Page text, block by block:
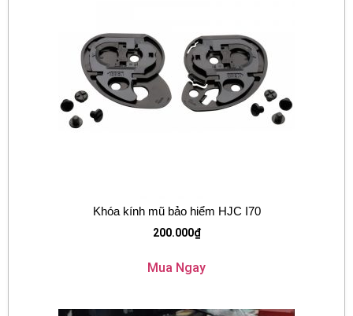
Khóa kính mũ bảo hiểm HJC I70
200.000₫
Mua Ngay